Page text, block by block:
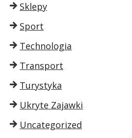
Sklepy
Sport
Technologia
Transport
Turystyka
Ukryte Zajawki
Uncategorized